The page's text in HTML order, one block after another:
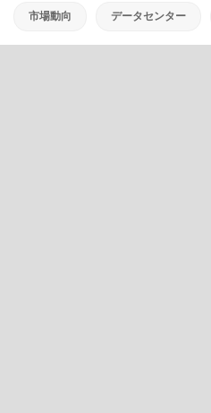
市場動向 データセンター